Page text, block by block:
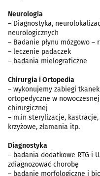
Neurologia
– Diagnostyka,
neurologicznych
– Badanie płynu mózgowo –
– leczenie padaczek
– badania mielograficzne
Chirurgia i Ortopedia
– wykonujemy zabiegi
ortopedyczne w
chirurgicznej
– m.in sterylizacje, kastracje,
krzyżowe, złamania itp.
Diagnostyka
– badania dodatkowe RTG i
zdiagnozować chorobę
– badanie morfologiczne i